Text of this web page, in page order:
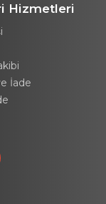
Hizmetleri
İade